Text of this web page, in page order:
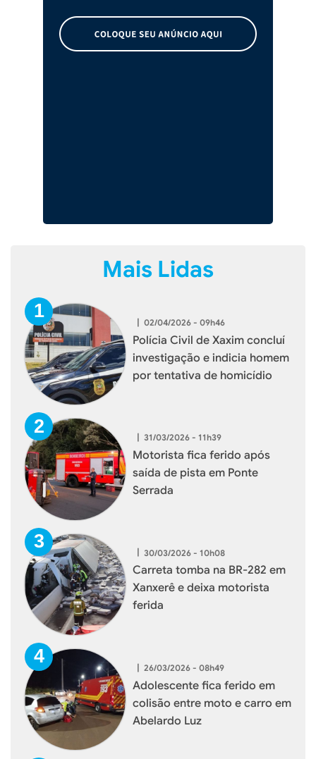
Mais Lidas
| 02/04/2026 - 09h46
Polícia Civil de Xaxim concluí
investigação e indicia homem
por tentativa de homicídio
| 31/03/2026 - 11h39
Motorista fica ferido após
saída de pista em Ponte
Serrada
| 30/03/2026 - 10h08
Carreta tomba na BR-282 em
Xanxerê e deixa motorista
ferida
| 26/03/2026 - 08h49
Adolescente fica ferido em
colisão entre moto e carro em
Abelardo Luz